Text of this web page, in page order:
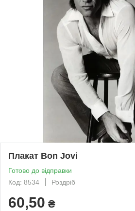
Плакат Bon Jovi
Готово до відправки
Код: 8534
Роздріб
60,50 ₴